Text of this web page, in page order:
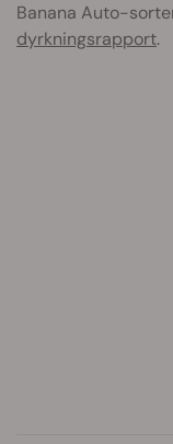
Banana Auto-
dyrkningsrapport.